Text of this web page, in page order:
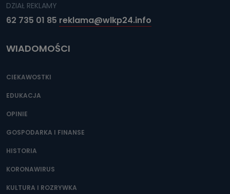
DZIAŁ REKLAMY
62 735 01 85 reklama@wlkp24.info
WIADOMOŚCI
CIEKAWOSTKI
EDUKACJA
OPINIE
GOSPODARKA I FINANSE
HISTORIA
KORONAWIRUS
KULTURA I ROZRYWKA